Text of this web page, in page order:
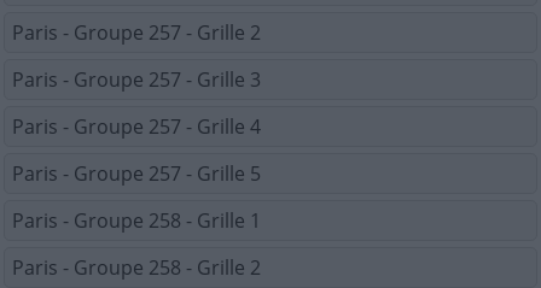
Paris - Groupe 257 - Grille 2
Paris - Groupe 257 - Grille 3
Paris - Groupe 257 - Grille 4
Paris - Groupe 257 - Grille 5
Paris - Groupe 258 - Grille 1
Paris - Groupe 258 - Grille 2